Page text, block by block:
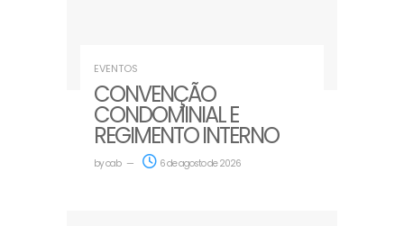
EVENTOS
CONVENÇÃO
CONDOMINIAL E
REGIMENTO INTERNO
byoab 6 de agosto de 2026